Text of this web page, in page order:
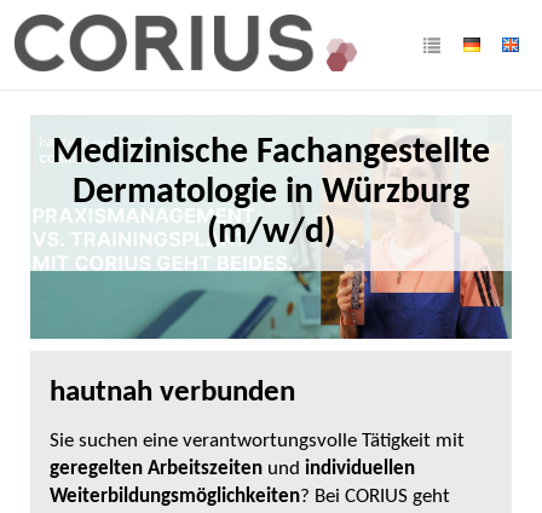
Medizinische Fachangestellte
Dermatologie in Würzburg
(m/w/d)
hautnah verbunden
Sie suchen eine verantwortungsvolle Tätigkeit mit
geregelten Arbeitszeiten und individuellen
Weiterbildungsmöglichkeiten? Bei CORIUS geht